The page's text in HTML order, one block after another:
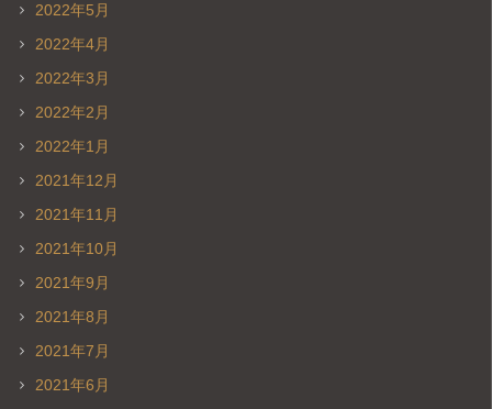
2022年5月
2022年4月
2022年3月
2022年2月
2022年1月
2021年12月
2021年11月
2021年10月
2021年9月
2021年8月
2021年7月
2021年6月